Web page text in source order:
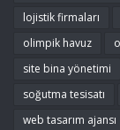
lojistik firmaları
olimpik havuz
site bina yönetimi
soğutma tesisatı
web tasarım ajansı